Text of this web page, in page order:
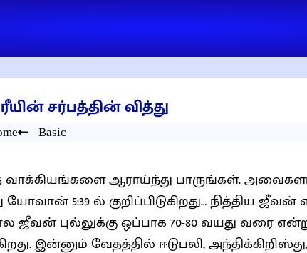
சர்பத்தின் வித்து
Basic
வாக்கியங்களை ஆராய்ந்து பாருங்கள்.
யோவான் 5:39 ல் குறிப்பிடுகிறது… நித்திய
ஜீவன் புல்லுக்கு ஒப்பாக 70-80 வயது வரை
இன்னும் வேதத்தில் ஈடுபலி,